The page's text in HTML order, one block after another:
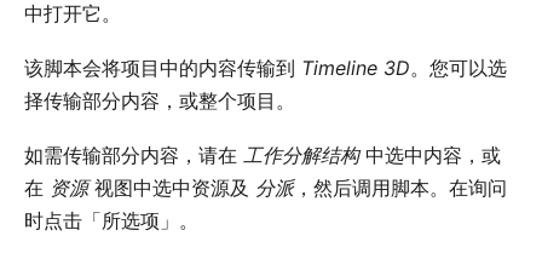
中打开它。
该脚本会将项目中的内容传输到 Timeline 3D。您可以选
择传输部分内容，或整个项目。
如需传输部分内容，请在 工作分解结构中选中内容，或
在 资源视图中选中资源及 分派，然后调用脚本。在询问
时点击「所选项」。